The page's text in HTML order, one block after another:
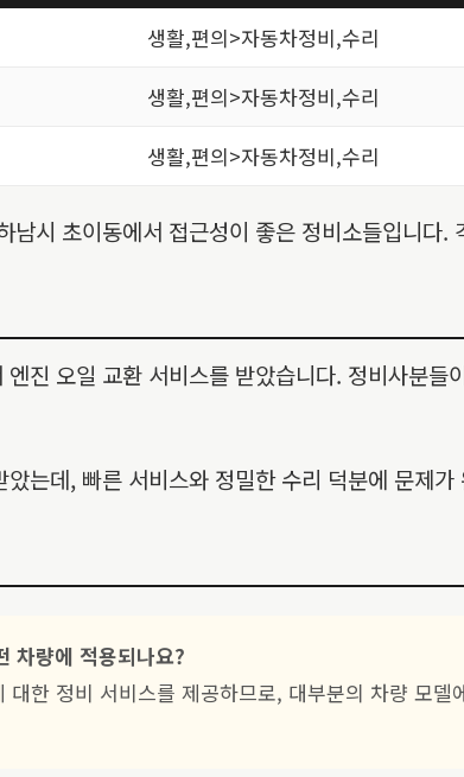
생활,편의>자동차정비,수리
생활,편의>자동차정비,수리
생활,편의>자동차정비,수리
남시 초이동에서 접근성이 좋은 정비소들입니
진 오일 교환 서비스를 받았습니다. 정비사분
는데, 빠른 서비스와 정밀한 수리 덕분에 문제
차량에 적용되나요?
대한 정비 서비스를 제공하므로, 대부분의 차량 모